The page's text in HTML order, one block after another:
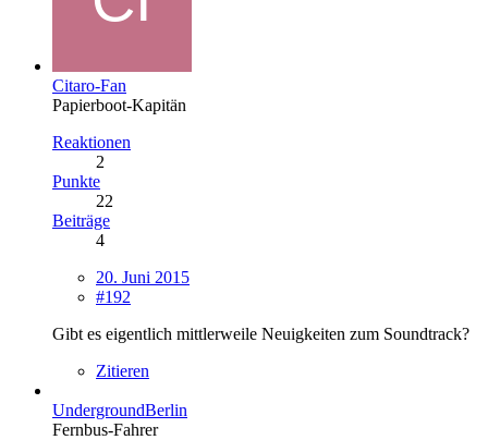
Citaro-Fan
Papierboot-Kapitän
Reaktionen
2
Punkte
22
Beiträge
4
20. Juni 2015
#192
Gibt es eigentlich mittlerweile Neuigkeiten zum Soundtrack?
Zitieren
UndergroundBerlin
Fernbus-Fahrer